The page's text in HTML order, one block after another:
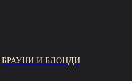
БРАУНИ И БЛОНДИ